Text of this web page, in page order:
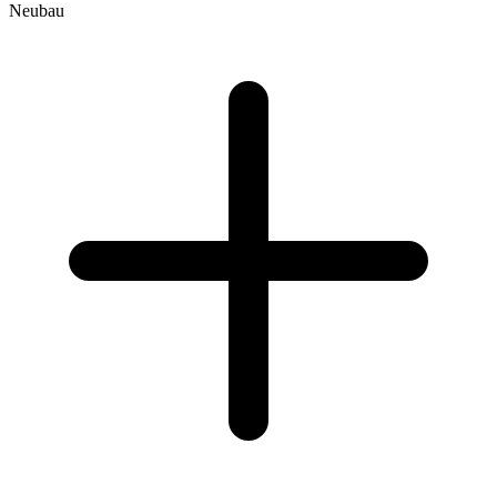
Neubau